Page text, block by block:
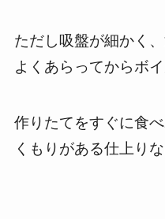
ただし吸盤が細かく
よくあらってからボ
作りたてをすぐに食
くもりがある仕上りな